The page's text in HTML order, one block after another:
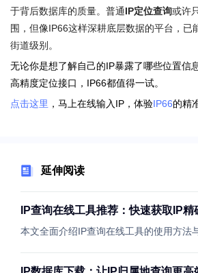
于背后数据库的质量。普通IP定位查询或许
围，但像IP66这样深耕底层数据的平台，已
街道级别。
无论你是想了解自己的IP暴露了哪些位置信
高精度定位接口，IP66都值得一试。
点击这里 ，马上在线输入IP，体验IP66的精
延伸阅读
IP查询在线工具推荐：快速获取IP